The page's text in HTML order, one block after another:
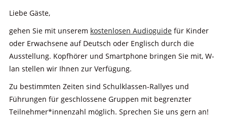
Liebe Gäste,
gehen Sie mit unserem kostenlosen Audioguidefür Kinder
oder Erwachsene auf Deutsch oder Englisch durch die
Ausstellung. Kopfhörer und Smartphone bringen Sie mit, W-
lan stellen wir Ihnen zur Verfügung.
Zu bestimmten Zeiten sind Schulklassen-Rallyes und
Führungen für geschlossene Gruppen mit begrenzter
Teilnehmer*innenzahl möglich. Sprechen Sie uns gern an!